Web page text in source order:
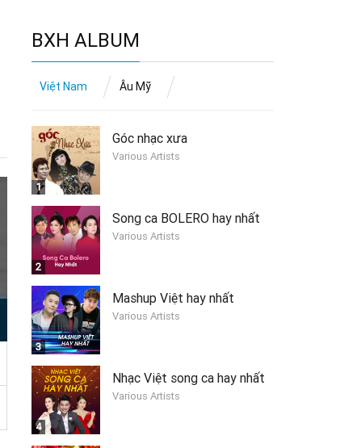
BXH ALBUM
Việt Nam Âu Mỹ
1
Góc nhạc xưa
Various Artists
2
Song ca BOLERO hay nhất
Various Artists
3
Mashup Việt hay nhất
Various Artists
4
Nhạc Việt song ca hay nhất
Various Artists